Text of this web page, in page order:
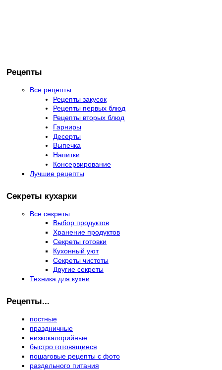
Рецепты
Все рецепты
Рецепты закусок
Рецепты первых блюд
Рецепты вторых блюд
Гарниры
Десерты
Выпечка
Напитки
Консервирование
Лучшие рецепты
Секреты кухарки
Все секреты
Выбор продуктов
Хранение продуктов
Секреты готовки
Кухонный уют
Секреты чистоты
Другие секреты
Техника для кухни
Рецепты...
постные
праздничные
низкокалорийные
быстро готовящиеся
пошаговые рецепты с фото
раздельного питания